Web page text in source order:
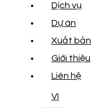
Dịch vụ
Dự án
Xuất bản
Giới thiệu
Liên hệ
VI